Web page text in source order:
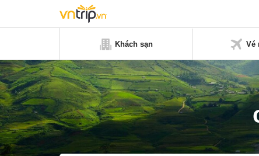
Khách sạn Vé